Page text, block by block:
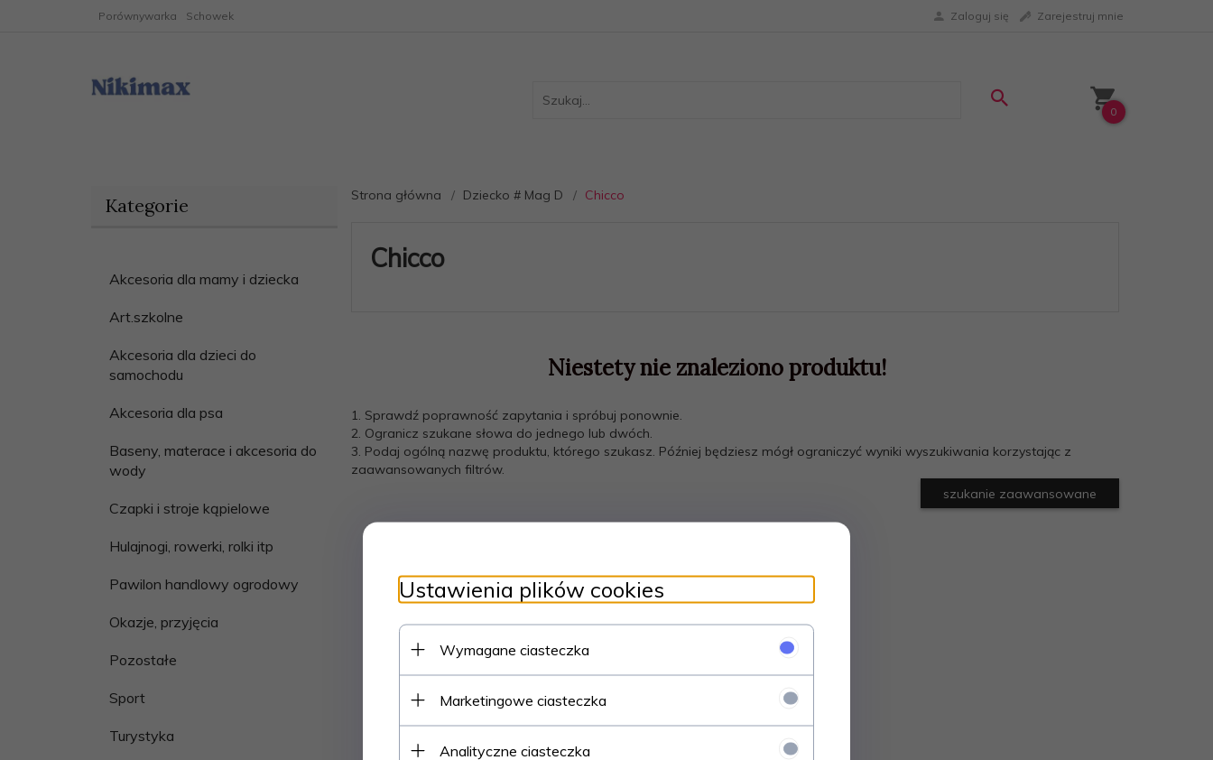
Porównywarka Schowek Zaloguj się Zarejestruj mnie
0
Kategorie
Akcesoria dla mamy i dziecka
Art.szkolne
Akcesoria dla dzieci do
samochodu
Akcesoria dla psa
Baseny, materace i akcesoria do
wody
Czapki i stroje kąpielowe
Hulajnogi, rowerki, rolki itp
Pawilon handlowy ogrodowy
Okazje, przyjęcia
Pozostałe
Sport
Turystyka
Strona główna Dziecko # Mag D Chicco
Chicco
Niestety nie znaleziono produktu!
1. Sprawdź poprawność zapytania i spróbuj ponownie.
2. Ogranicz szukane słowa do jednego lub dwóch.
3. Podaj ogólną nazwę produktu, którego szukasz. Później będziesz mógł ograniczyć wyniki wyszukiwania korzystając z
zaawansowanych filtrów.
szukanie zaawansowane
Ustawienia plików cookies
Wymagane ciasteczka
Marketingowe ciasteczka
Analityczne ciasteczka